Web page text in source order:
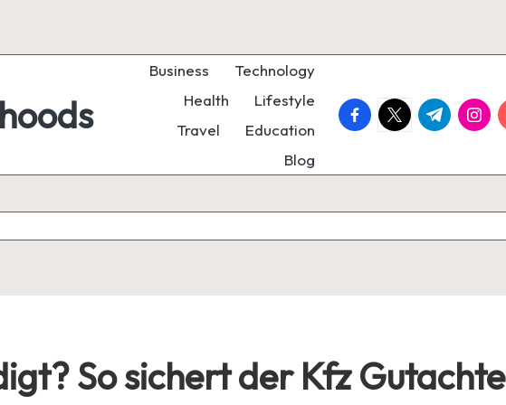
Business
Technology
Health
Lifestyle
Travel
Education
Blog
facebook.com
twitter.com
t.me
So sichert der Kfz